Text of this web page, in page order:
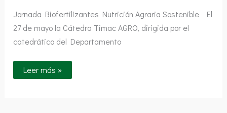
Jornada Biofertilizantes Nutrición Agraria Sostenible El
27 de mayo la Cátedra Timac AGRO, dirigida por el
catedrático del Departamento
Leer más »